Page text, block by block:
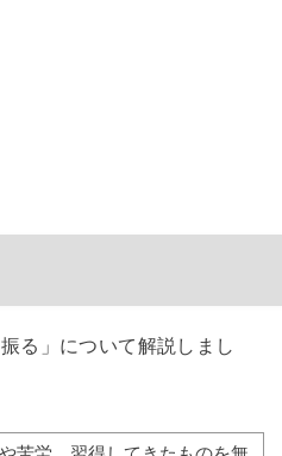
る」について解説しまし